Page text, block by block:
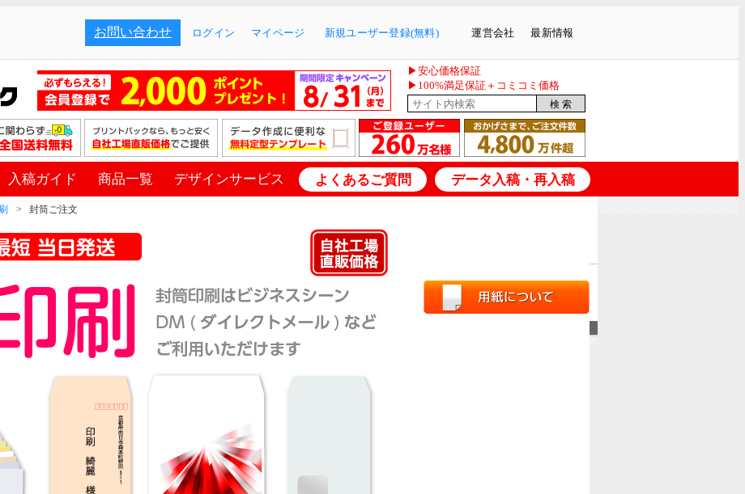
お問い合わせ ログイン マイページ 新規ユーザー登録(無料) 運営会社 最新情報
▶安心価格保証
▶100%満足保証＋コミコミ価格
入稿ガイド 商品一覧 デザインサービス よくあるご質問 データ入稿・再入稿
封筒ご注文